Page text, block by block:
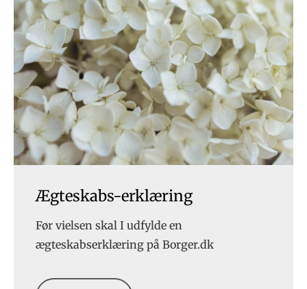
Ægteskabs-erklæring
Før vielsen skal I udfylde en
ægteskabserklæring på Borger.dk